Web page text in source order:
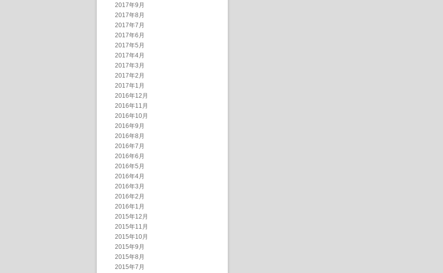
2017年9月
2017年8月
2017年7月
2017年6月
2017年5月
2017年4月
2017年3月
2017年2月
2017年1月
2016年12月
2016年11月
2016年10月
2016年9月
2016年8月
2016年7月
2016年6月
2016年5月
2016年4月
2016年3月
2016年2月
2016年1月
2015年12月
2015年11月
2015年10月
2015年9月
2015年8月
2015年7月